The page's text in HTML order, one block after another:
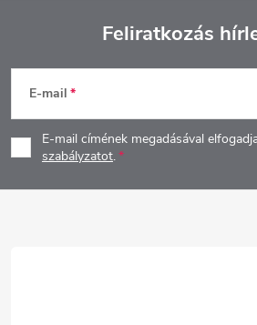
L
á
b
Feliratkozás
E-mail
E-mail címének megadásával
szabályzatot.